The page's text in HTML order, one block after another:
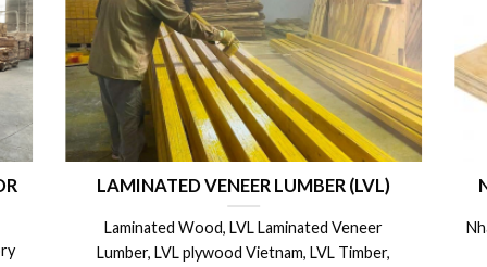
x
CÁC BIỆN PHÁP CÁCH BẢO QUẢN VÁN
COPPHA PHỦ PHIM, COPPHA 4m SỬ
DỤNG ĐƯỢC NHIỀU LẦN